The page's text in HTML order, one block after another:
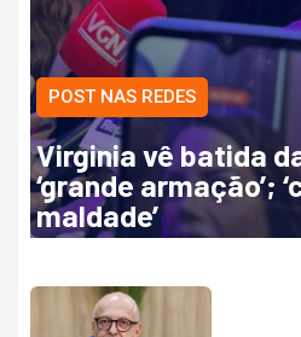
POST NAS REDES
Virginia vê batida
‘grande armação’;
maldade’